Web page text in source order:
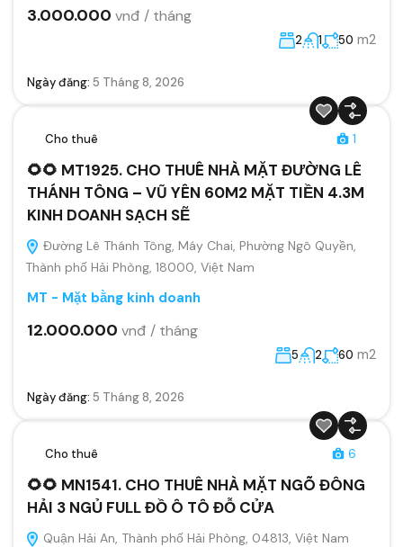
3.000.000 vnđ / tháng
2 1 50 m2
Ngày đăng: 5 Tháng 8, 2026
Cho thuê 1
🌻🌻 MT1925. CHO THUÊ NHÀ MẶT ĐƯỜNG LÊ
THÁNH TÔNG – VŨ YÊN 60M2 MẶT TIỀN 4.3M
KINH DOANH SẠCH SẼ
Đường Lê Thánh Tông, Máy Chai, Phường Ngô Quyền,
Thành phố Hải Phòng, 18000, Việt Nam
MT - Mặt bằng kinh doanh
12.000.000 vnđ / tháng
5 2 60 m2
Ngày đăng: 5 Tháng 8, 2026
Cho thuê 6
🌻🌻 MN1541. CHO THUÊ NHÀ MẶT NGÕ ĐÔNG
HẢI 3 NGỦ FULL ĐỒ Ô TÔ ĐỖ CỬA
Quận Hải An, Thành phố Hải Phòng, 04813, Việt Nam